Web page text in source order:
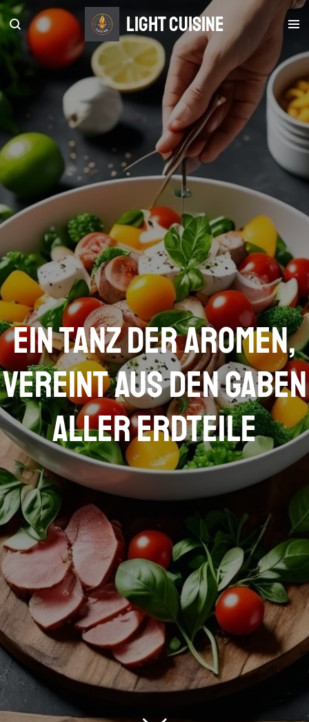
Zum
Hauptinhalt
springen
light Cuisine
Ein Tanz der Aromen,
vereint aus den Gaben
aller Erdteile